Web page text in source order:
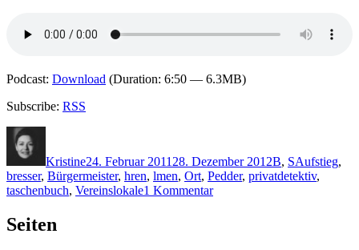
Podcast: Download (Duration: 6:50 — 6.3MB)
Subscribe: RSS
Kristine24. Februar 2011 28. Dezember 2012B, SAufstieg,
bresser, Bürgermeister, hren, lmen, Ort, Pedder, privatdetektiv,
taschenbuch, Vereinslokale1 Kommentarzu
Seiten